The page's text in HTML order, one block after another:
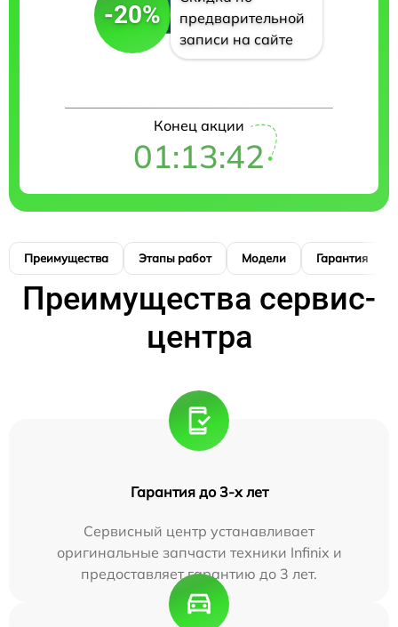
-20%
предварительной
записи на сайте
Конец акции
01:13:41
Преимущества Этапы работ Модели Гарантия
Преимущества сервис-
центра
Гарантия до 3-х лет
Сервисный центр устанавливает
оригинальные запчасти техники Infinix и
предоставляет гарантию до 3 лет.